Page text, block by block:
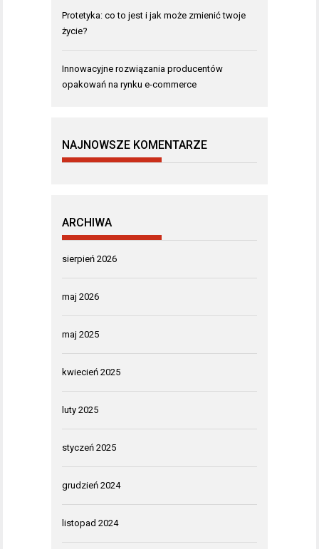
Protetyka: co to jest i jak może zmienić twoje
życie?
Innowacyjne rozwiązania producentów
opakowań na rynku e-commerce
NAJNOWSZE KOMENTARZE
ARCHIWA
sierpień 2026
maj 2026
maj 2025
kwiecień 2025
luty 2025
styczeń 2025
grudzień 2024
listopad 2024